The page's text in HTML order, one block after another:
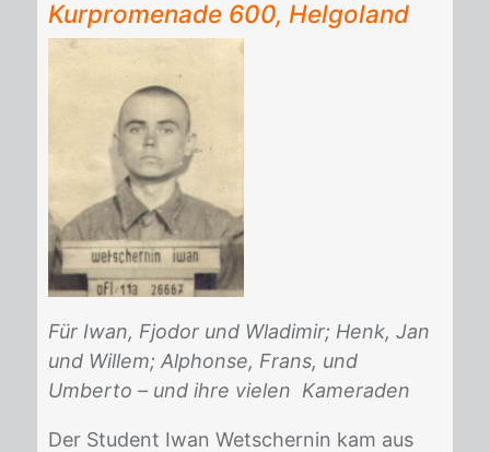
Kur­pro­me­na­de 600, Hel­go­land
Für Iwan, Fjodor und Wladimir; Henk, Jan
und Willem; Alphonse, Frans, und
Umberto – und ihre vielen Kameraden
Der Stu­dent Iwan Wet­schernin kam aus